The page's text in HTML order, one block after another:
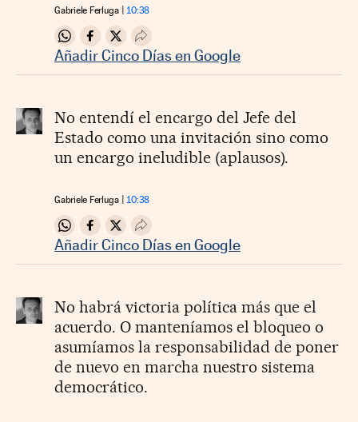
Gabriele Ferluga 10:38
Compartir en Whatsapp
Compartir en Facebook
Compartir en Twitter
Desplegar Redes Sociales
Añadir Cinco Días en Google
No entendí el encargo del Jefe del
Estado como una invitación sino como
un encargo ineludible (aplausos).
Gabriele Ferluga 10:38
Compartir en Whatsapp
Compartir en Facebook
Compartir en Twitter
Desplegar Redes Sociales
Añadir Cinco Días en Google
No habrá victoria política más que el
acuerdo. O manteníamos el bloqueo o
asumíamos la responsabilidad de poner
de nuevo en marcha nuestro sistema
democrático.